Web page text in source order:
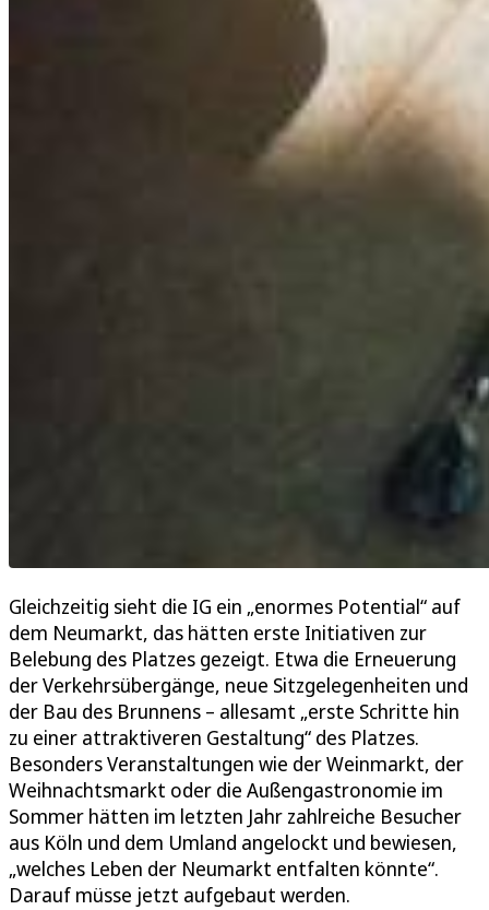
Gleichzeitig sieht die IG ein „enormes Potential“ auf
dem Neumarkt, das hätten erste Initiativen zur
Belebung des Platzes gezeigt. Etwa die Erneuerung
der Verkehrsübergänge, neue Sitzgelegenheiten und
der Bau des Brunnens – allesamt „erste Schritte hin
zu einer attraktiveren Gestaltung“ des Platzes.
Besonders Veranstaltungen wie der Weinmarkt, der
Weihnachtsmarkt oder die Außengastronomie im
Sommer hätten im letzten Jahr zahlreiche Besucher
aus Köln und dem Umland angelockt und bewiesen,
„welches Leben der Neumarkt entfalten könnte“.
Darauf müsse jetzt aufgebaut werden.